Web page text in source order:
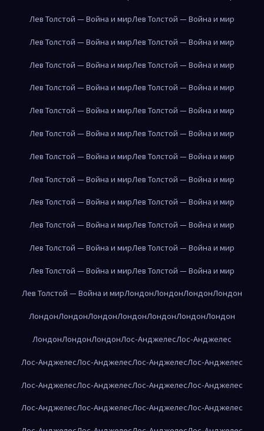
Лев Толстой — Война и мирЛев Толстой — Война и мир
Лев Толстой — Война и мирЛев Толстой — Война и мир
Лев Толстой — Война и мирЛев Толстой — Война и мир
Лев Толстой — Война и мирЛев Толстой — Война и мир
Лев Толстой — Война и мирЛев Толстой — Война и мир
Лев Толстой — Война и мирЛев Толстой — Война и мир
Лев Толстой — Война и мирЛев Толстой — Война и мир
Лев Толстой — Война и мирЛев Толстой — Война и мир
Лев Толстой — Война и мирЛев Толстой — Война и мир
Лев Толстой — Война и мирЛев Толстой — Война и мир
Лев Толстой — Война и мирЛев Толстой — Война и мир
Лев Толстой — Война и мирЛев Толстой — Война и мир
Лев Толстой — Война и мирЛондонЛондонЛондонЛондон
ЛондонЛондонЛондонЛондонЛондонЛондонЛондон
ЛондонЛондонЛондонЛос-АнджелесЛос-Анджелес
Лос-АнджелесЛос-АнджелесЛос-АнджелесЛос-Анджелес
Лос-АнджелесЛос-АнджелесЛос-АнджелесЛос-Анджелес
Лос-АнджелесЛос-АнджелесЛос-АнджелесЛос-Анджелес